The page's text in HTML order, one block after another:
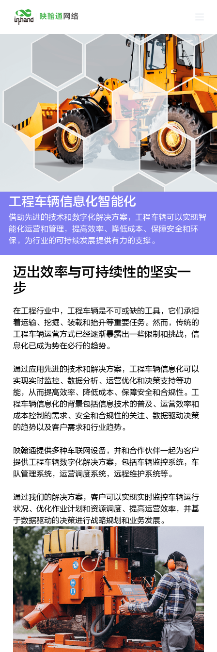
跳
过
内
工程车辆信息化智能化
借助先进的技术和数字化解决方案，工程车辆可以实现智
能化运营和管理，提高效率、降低成本、保障安全和环
保，为行业的可持续发展提供有力的支撑。
迈出效率与可持续性的坚实一
步
在工程行业中，工程车辆是不可或缺的工具，它们承担
着运输、挖掘、装载和抬升等重要任务。然而，传统的
工程车辆运营方式已经逐渐暴露出一些限制和挑战，信
息化已成为势在必行的趋势。
通过应用先进的技术和解决方案，工程车辆信息化可以
实现实时监控、数据分析、运营优化和决策支持等功
能，从而提高效率、降低成本、保障安全和合规性。工
程车辆信息化的背景包括信息技术的普及、运营效率和
成本控制的需求、安全和合规性的关注、数据驱动决策
的趋势以及客户需求和行业趋势。
映翰通提供多种车联网设备，并和合作伙伴一起为客户
提供工程车辆数字化解决方案，包括车辆监控系统，车
队管理系统，运营调度系统，远程维护系统等。
通过我们的解决方案，客户可以实现实时监控车辆运行
状况、优化作业计划和资源调度、提高运营效率，并基
于数据驱动的决策进行战略规划和业务发展。